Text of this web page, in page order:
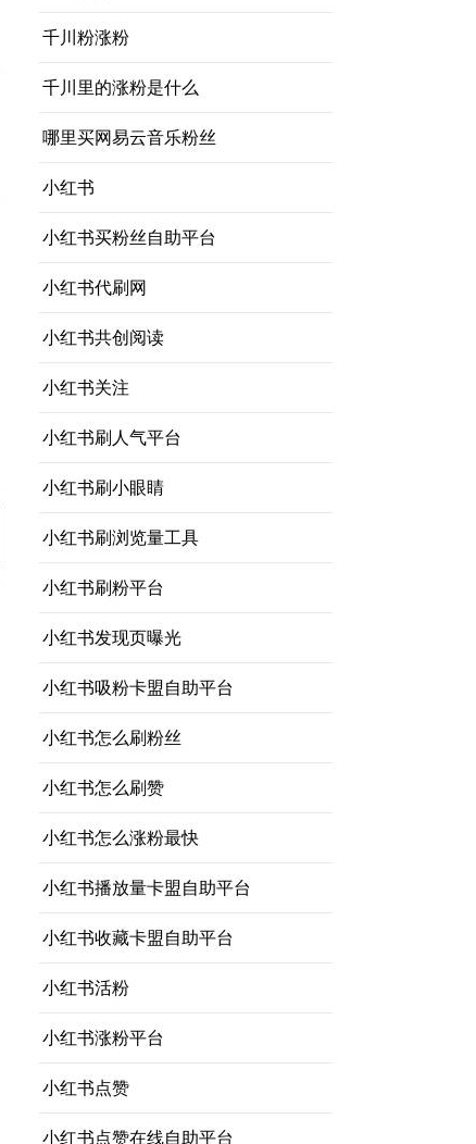
千川粉涨粉
千川里的涨粉是什么
哪里买网易云音乐粉丝
小红书
小红书买粉丝自助平台
小红书代刷网
小红书共创阅读
小红书关注
小红书刷人气平台
小红书刷小眼睛
小红书刷浏览量工具
小红书刷粉平台
小红书发现页曝光
小红书吸粉卡盟自助平台
小红书怎么刷粉丝
小红书怎么刷赞
小红书怎么涨粉最快
小红书播放量卡盟自助平台
小红书收藏卡盟自助平台
小红书活粉
小红书涨粉平台
小红书点赞
小红书点赞在线自助平台